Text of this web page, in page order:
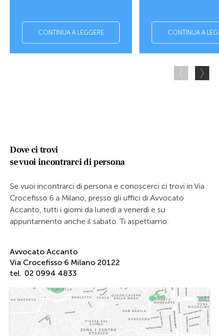
CONTINUA A LEGGERE CONTINUA A
Dove ci trovi
se vuoi incontrarci di persona
Se vuoi incontrarci di persona e conoscerci ci trovi in Via
Crocefisso 6 a Milano, presso gli uffici di Avvocato
Accanto, tutti i giorni da lunedì a venerdì e su
appuntamento anche il sabato. Ti aspettiamo.
Avvocato Accanto
Via Crocefisso 6 Milano 20122
tel. 02 0994 4833